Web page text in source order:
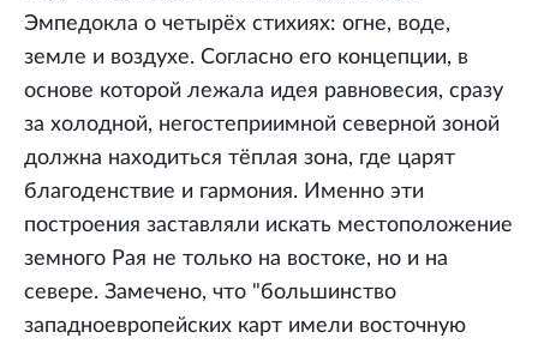
Эмпедокла о четырёх стихиях: огне, воде,
земле и воздухе. Согласно его концепции, в
основе которой лежала идея равновесия, сразу
за холодной, негостеприимной северной зоной
должна находиться тёплая зона, где царят
благоденствие и гармония. Именно эти
построения заставляли искать местоположение
земного Рая не только на востоке, но и на
севере. Замечено, что "большинство
западноевропейских карт имели восточную